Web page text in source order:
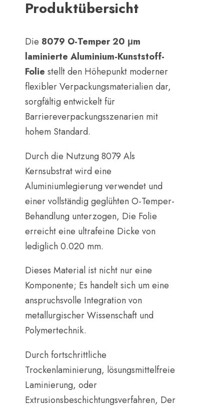
Produktübersicht
Die 8079 O-Temper 20 μm
laminierte Aluminium-Kunststoff-
Folie ​ stellt den Höhepunkt moderner
flexibler Verpackungsmaterialien dar,
sorgfältig entwickelt für
Barriereverpackungsszenarien mit
hohem Standard.
Durch die Nutzung 8079 Als
Kernsubstrat wird eine
Aluminiumlegierung verwendet und
einer vollständig geglühten O-Temper-
Behandlung unterzogen, Die Folie
erreicht eine ultrafeine Dicke von
lediglich 0.020 mm.
Dieses Material ist nicht nur eine
Komponente; Es handelt sich um eine
anspruchsvolle Integration von
metallurgischer Wissenschaft und
Polymertechnik.
Durch fortschrittliche
Trockenlaminierung, lösungsmittelfreie
Laminierung, oder
Extrusionsbeschichtungsverfahren, Der